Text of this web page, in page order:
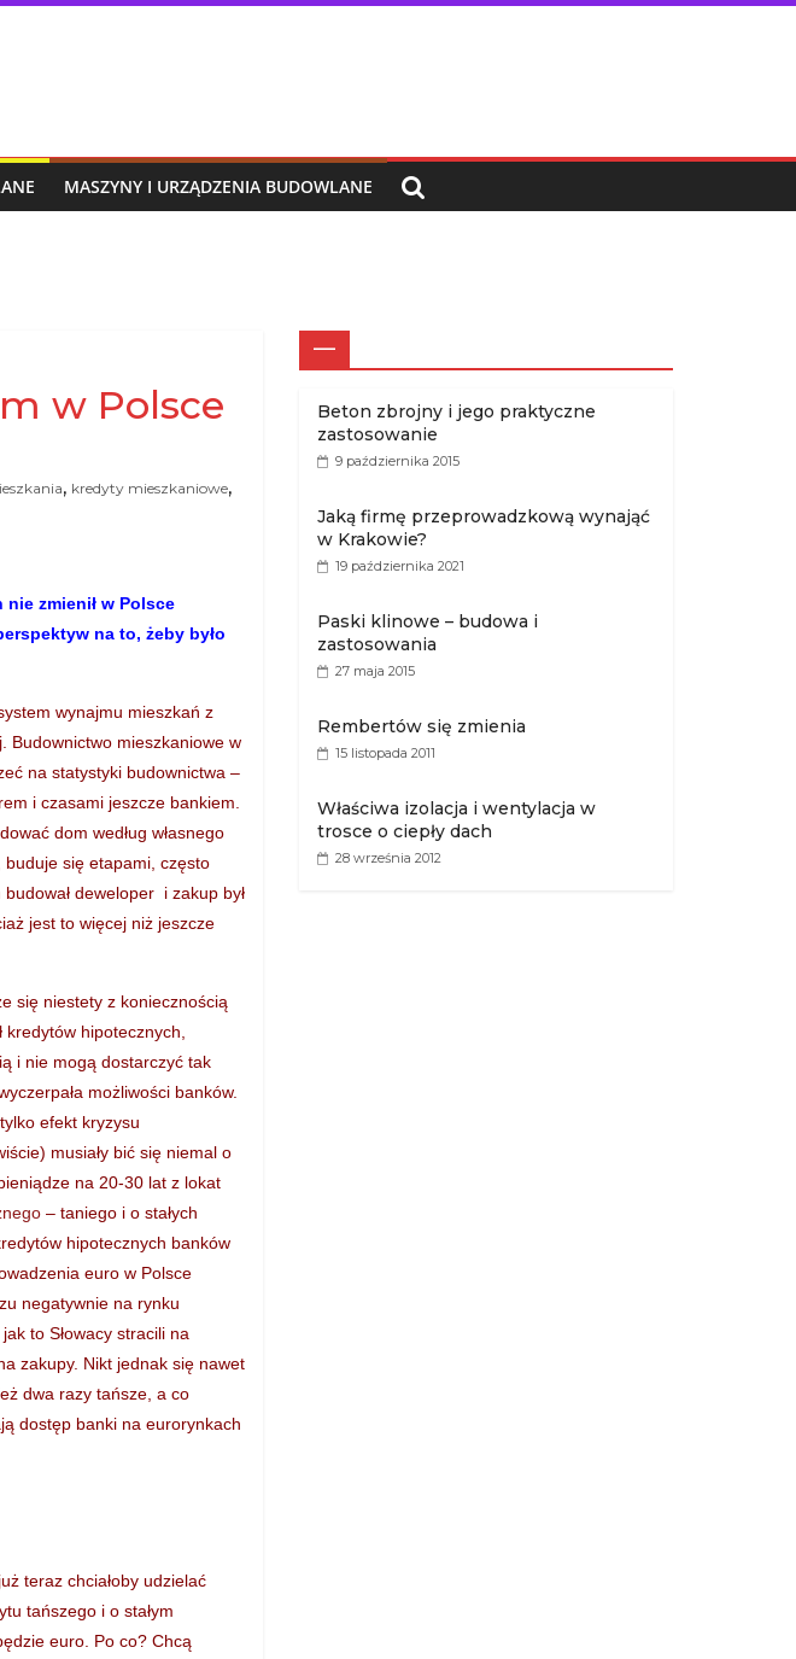
MASZYNY I URZĄDZENIA BUDOWLANE
w Polsce
, kredyty mieszkaniowe,
zmienił w Polsce
na to, żeby było
wynajmu mieszkań z
Budownictwo mieszkaniowe w
na statystyki budownictwa –
i czasami jeszcze bankiem.
dom według własnego
buduje się etapami, często
deweloper i zakup był
jest to więcej niż jeszcze
się niestety z koniecznością
hipotecznych,
i nie mogą dostarczyć tak
możliwości banków.
efekt kryzysu
musiały bić się niemal o
na 20-30 lat z lokat
– taniego i o stałych
hipotecznych banków
euro w Polsce
negatywnie na rynku
to Słowacy stracili na
zakupy. Nikt jednak się nawet
dwa razy tańsze, a co
dostęp banki na eurorynkach
teraz chciałoby udzielać
tańszego i o stałym
euro. Po co? Chcą
—
Beton zbrojny i jego praktyczne
zastosowanie
9 października 2015
Jaką firmę przeprowadzkową wynająć
w Krakowie?
19 października 2021
Paski klinowe – budowa i
zastosowania
27 maja 2015
Rembertów się zmienia
15 listopada 2011
Właściwa izolacja i wentylacja w
trosce o ciepły dach
28 września 2012